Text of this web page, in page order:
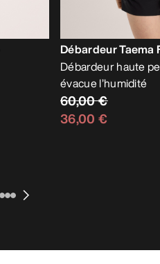
Débardeur Taema
Débardeur haute
évacue l’humidité
60,00 €
36,00 €